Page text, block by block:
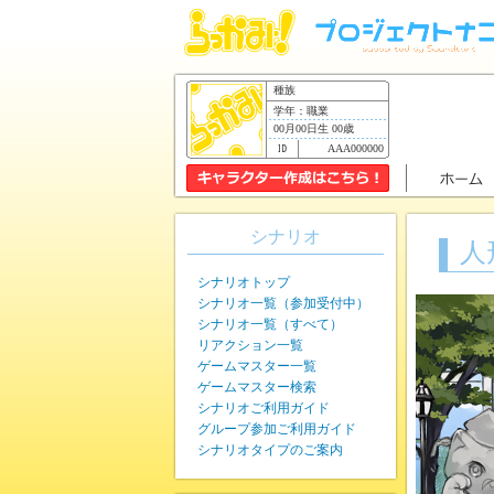
種族
学年：職業
00月00日生 00歳
AAA000000
シナリオ
シナリオトップ
シナリオ一覧（参加受付中）
シナリオ一覧（すべて）
リアクション一覧
ゲームマスター一覧
ゲームマスター検索
シナリオご利用ガイド
グループ参加ご利用ガイド
シナリオタイプのご案内